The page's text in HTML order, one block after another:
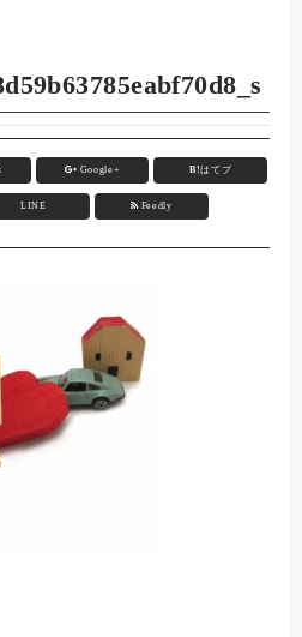
Google+ B!はてブ
LINE Feedly